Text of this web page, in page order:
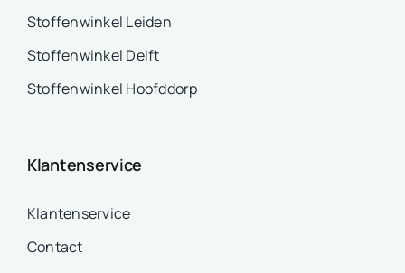
Stoffenwinkel Leiden
Stoffenwinkel Delft
Stoffenwinkel Hoofddorp
Klantenservice
Klantenservice
Contact